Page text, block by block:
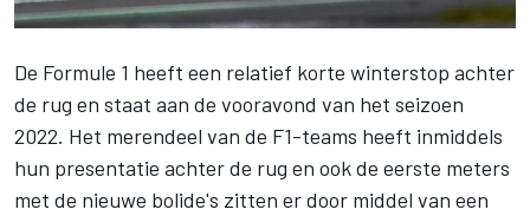
De Formule 1 heeft een relatief korte winterstop achter
de rug en staat aan de vooravond van het seizoen
2022. Het merendeel van de F1-teams heeft inmiddels
hun presentatie achter de rug en ook de eerste meters
met de nieuwe bolide's zitten er door middel van een